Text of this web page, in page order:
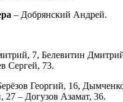
– Добрянский Андрей.
7, Белевитин
Сергей, 73.
Георгий, 16,
27 – Догузов Азамат, 36.